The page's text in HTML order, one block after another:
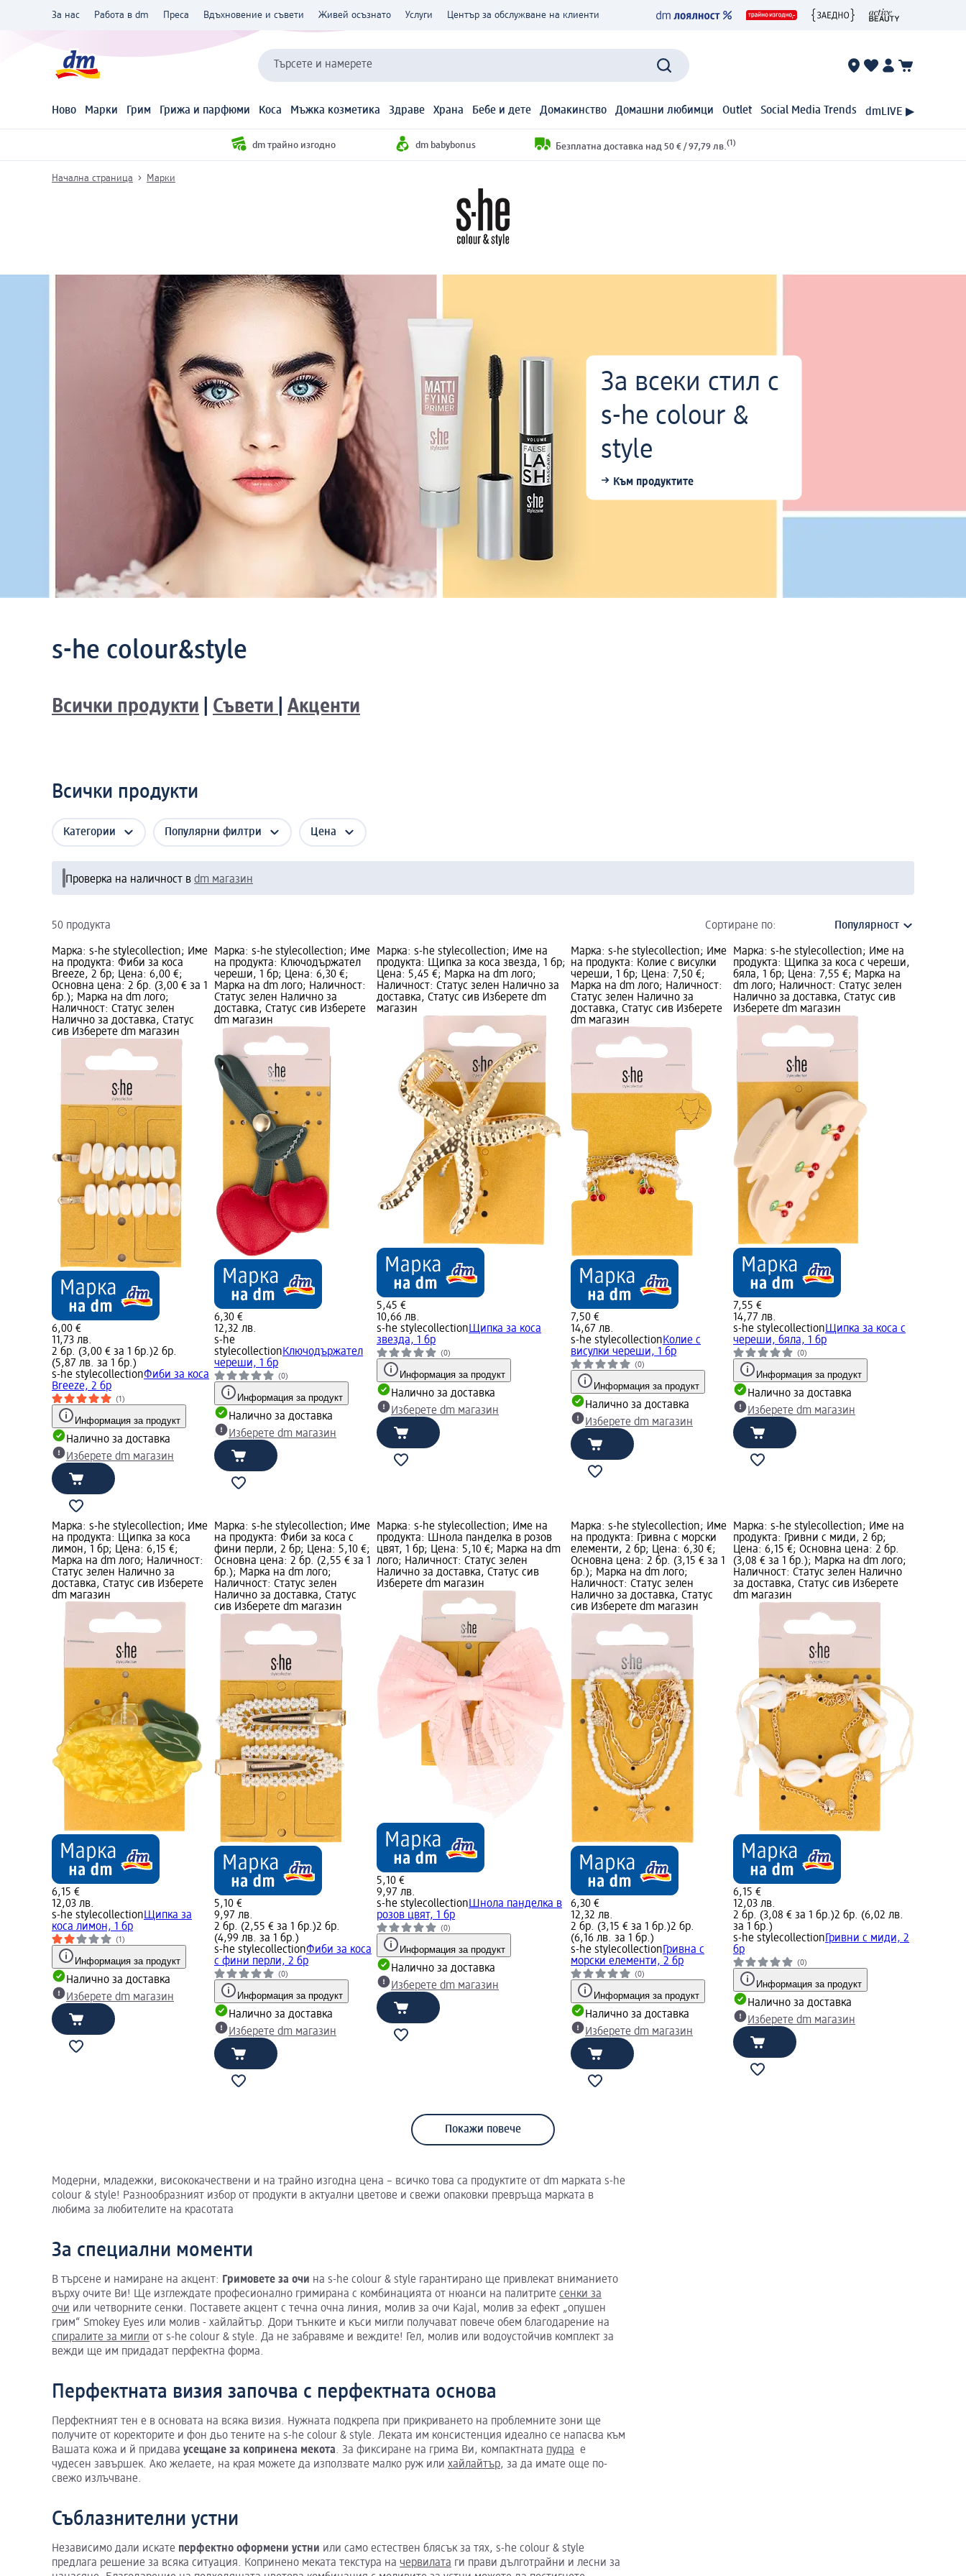
За нас Работа в dm Преса Вдъхновение и съвети Живей осъзнато Услуги Център за обслужване на клиенти
Търсете и намерете
Ново Марки Грим Грижа и парфюми Коса Мъжка козметика Здраве Храна Бебе и дете Домакинство Домашни любимци Outlet Social Media Trends dmLIVE ▶
dm трайно изгодно dm babybonus Безплатна доставка над 50 € / 97,79 лв. (1)
Начална страница Марки
За всеки стил с
s-he colour &
style
Към продуктите
s-he colour&style
Всички продукти Съвети Акценти
Всички продукти
Категории Популярни филтри Цена
Проверка на наличност в dm магазин
50 продукта Сортиране по:
Марка: s-he stylecollection; Име
на продукта: Фиби за коса
Breeze, 2 бр; Цена: 6,00 €;
Основна цена: 2 бр. (3,00 € за 1
бр.); Марка на dm лого;
Наличност: Статус зелен
Налично за доставка, Статус
сив Изберете dm магазин
6,00 €
11,73 лв.
2 бр. (3,00 € за 1 бр.)2 бр.
(5,87 лв. за 1 бр.)
s-he stylecollectionФиби за коса
Breeze, 2 бр
(1)
Информация за продукт
Налично за доставка
Изберете dm магазин
Марка: s-he stylecollection; Име
на продукта: Ключодържател
череши, 1 бр; Цена: 6,30 €;
Марка на dm лого; Наличност:
Статус зелен Налично за
доставка, Статус сив Изберете
dm магазин
6,30 €
12,32 лв.
s-he
stylecollectionКлючодържател
череши, 1 бр
(0)
Информация за продукт
Налично за доставка
Изберете dm магазин
Марка: s-he stylecollection; Име на
продукта: Щипка за коса звезда, 1 бр;
Цена: 5,45 €; Марка на dm лого;
Наличност: Статус зелен Налично за
доставка, Статус сив Изберете dm
магазин
5,45 €
10,66 лв.
s-he stylecollectionЩипка за коса
звезда, 1 бр
(0)
Информация за продукт
Налично за доставка
Изберете dm магазин
Марка: s-he stylecollection; Име
на продукта: Колие с висулки
череши, 1 бр; Цена: 7,50 €;
Марка на dm лого; Наличност:
Статус зелен Налично за
доставка, Статус сив Изберете
dm магазин
7,50 €
14,67 лв.
s-he stylecollectionКолие с
висулки череши, 1 бр
(0)
Информация за продукт
Налично за доставка
Изберете dm магазин
Марка: s-he stylecollection; Име на
продукта: Щипка за коса с череши,
бяла, 1 бр; Цена: 7,55 €; Марка на
dm лого; Наличност: Статус зелен
Налично за доставка, Статус сив
Изберете dm магазин
7,55 €
14,77 лв.
s-he stylecollectionЩипка за коса с
череши, бяла, 1 бр
(0)
Информация за продукт
Налично за доставка
Изберете dm магазин
Марка: s-he stylecollection; Име
на продукта: Щипка за коса
лимон, 1 бр; Цена: 6,15 €;
Марка на dm лого; Наличност:
Статус зелен Налично за
доставка, Статус сив Изберете
dm магазин
6,15 €
12,03 лв.
s-he stylecollectionЩипка за
коса лимон, 1 бр
(1)
Информация за продукт
Налично за доставка
Изберете dm магазин
Марка: s-he stylecollection; Име
на продукта: Фиби за коса с
фини перли, 2 бр; Цена: 5,10 €;
Основна цена: 2 бр. (2,55 € за 1
бр.); Марка на dm лого;
Наличност: Статус зелен
Налично за доставка, Статус
сив Изберете dm магазин
5,10 €
9,97 лв.
2 бр. (2,55 € за 1 бр.)2 бр.
(4,99 лв. за 1 бр.)
s-he stylecollectionФиби за коса
с фини перли, 2 бр
(0)
Информация за продукт
Налично за доставка
Изберете dm магазин
Марка: s-he stylecollection; Име на
продукта: Шнола панделка в розов
цвят, 1 бр; Цена: 5,10 €; Марка на dm
лого; Наличност: Статус зелен
Налично за доставка, Статус сив
Изберете dm магазин
5,10 €
9,97 лв.
s-he stylecollectionШнола панделка в
розов цвят, 1 бр
(0)
Информация за продукт
Налично за доставка
Изберете dm магазин
Марка: s-he stylecollection; Име
на продукта: Гривна с морски
елементи, 2 бр; Цена: 6,30 €;
Основна цена: 2 бр. (3,15 € за 1
бр.); Марка на dm лого;
Наличност: Статус зелен
Налично за доставка, Статус
сив Изберете dm магазин
6,30 €
12,32 лв.
2 бр. (3,15 € за 1 бр.)2 бр.
(6,16 лв. за 1 бр.)
s-he stylecollection Гривна с
морски елементи, 2 бр
(0)
Информация за продукт
Налично за доставка
Изберете dm магазин
Марка: s-he stylecollection; Име на
продукта: Гривни с миди, 2 бр;
Цена: 6,15 €; Основна цена: 2 бр.
(3,08 € за 1 бр.); Марка на dm лого;
Наличност: Статус зелен Налично
за доставка, Статус сив Изберете
dm магазин
6,15 €
12,03 лв.
2 бр. (3,08 € за 1 бр.)2 бр. (6,02 лв.
за 1 бр.)
s-he stylecollection Гривни с миди, 2
бр
(0)
Информация за продукт
Налично за доставка
Изберете dm магазин
Покажи повече
Модерни, младежки, висококачествени и на трайно изгодна цена – всичко това са продуктите от dm марката s-he
colour & style! Разнообразният избор от продукти в актуални цветове и свежи опаковки превръща марката в
любима за любителите на красотата
За специални моменти
В търсене и намиране на акцент: Гримовете за очи на s-he colour & style гарантирано ще привлекат вниманието
върху очите Ви! Ще изглеждате професионално гримирана с комбинацията от нюанси на палитрите сенки за
очи или четворните сенки. Поставете акцент с течна очна линия, молив за очи Kajal, молив за ефект „опушен
грим“ Smokey Eyes или молив - хайлайтър. Дори тънките и къси мигли получават повече обем благодарение на
спиралите за мигли от s-he colour & style. Да не забравяме и веждите! Гел, молив или водоустойчив комплект за
вежди ще им придадат перфектна форма.
Перфектната визия започва с перфектната основа
Перфектният тен е в основата на всяка визия. Нужната подкрепа при прикриването на проблемните зони ще
получите от коректорите и фон дьо тените на s-he colour & style. Леката им консистенция идеално се напасва към
Вашата кожа и й придава усещане за копринена мекота. За фиксиране на грима Ви, компактната пудра е
чудесен завършек. Ако желаете, на края можете да използвате малко руж или хайлайтър, за да имате още по-
свежо излъчване.
Съблазнителни устни
Независимо дали искате перфектно оформени устни или само естествен блясък за тях, s-he colour & style
предлага решение за всяка ситуация. Копринено меката текстура на червилата ги прави дълготрайни и лесни за